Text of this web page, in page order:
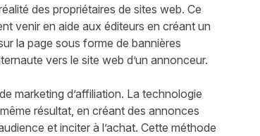
des propriétaires de sites web. Ce
venir en aide aux éditeurs en créant un
la page sous forme de bannières
vers le site web d’un annonceur.
marketing d’affiliation. La technologie
résultat, en créant des annonces
et inciter à l’achat. Cette méthode